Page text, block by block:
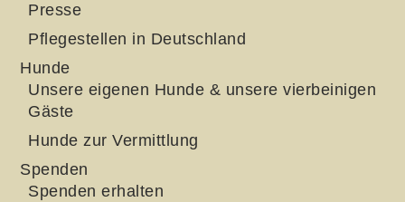
Presse
Pflegestellen in Deutschland
Hunde
Unsere eigenen Hunde & unsere vierbeinigen
Gäste
Hunde zur Vermittlung
Spenden
Spenden erhalten